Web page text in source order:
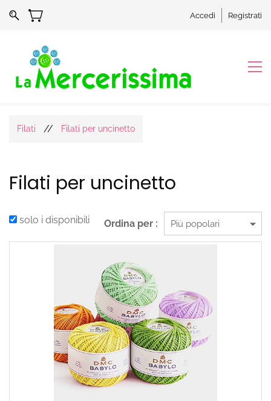
Accedi Registrati
Filati // Filati per uncinetto
Filati per uncinetto
solo i disponibili Ordina per :